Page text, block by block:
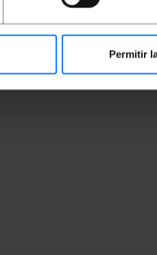
Permitir
enz.
technologie om de